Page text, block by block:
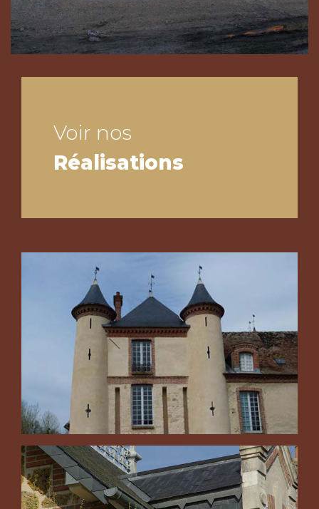
Voir nos
Réalisations